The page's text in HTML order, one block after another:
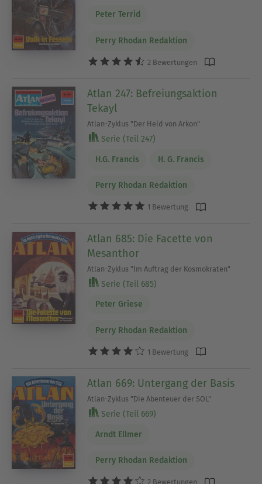
Peter Terrid
Perry Rhodan Redaktion
2 Bewertungen
Atlan 247: Befreiungsaktion
Tekayl
Atlan-Zyklus "Der Held von Arkon"
Serie (Teil 247)
H.G. Francis H. G. Francis
Perry Rhodan Redaktion
1 Bewertung
Atlan 685: Die Facette von
Mesanthor
Atlan-Zyklus "Im Auftrag der Kosmokraten"
Serie (Teil 685)
Peter Griese
Perry Rhodan Redaktion
1 Bewertung
Atlan 669: Untergang der Basis
Atlan-Zyklus "Die Abenteuer der SOL"
Serie (Teil 669)
Arndt Ellmer
Perry Rhodan Redaktion
2 Bewertungen